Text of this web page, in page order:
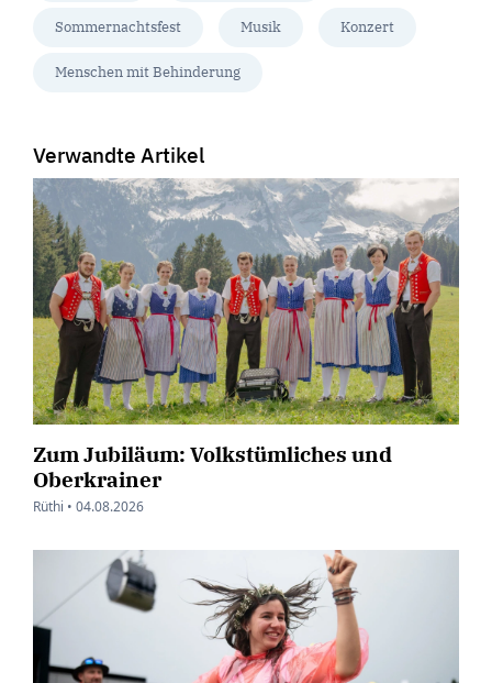
Sommernachtsfest Musik Konzert
Menschen mit Behinderung
Verwandte Artikel
Zum Jubiläum: Volkstümliches und
Oberkrainer
Rüthi • 04.08.2026